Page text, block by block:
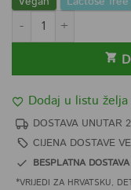
Juta Spiza - Bisno
Dodaj u listu želja
DOSTAVA UNUTAR
CIJENA DOSTAVE
BESPLATNA
*VRIJEDI ZA HRVATSKU,